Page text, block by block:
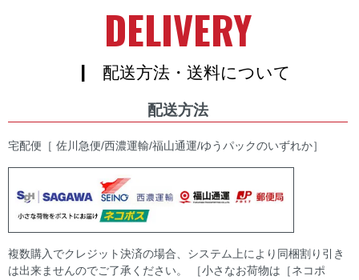
DELIVERY
| 配送方法・送料について
配送方法
宅配便［ 佐川急便/西濃運輸/福山通運/ゆうパックのいずれか］
複数購入でクレジット決済の場合、システム上により同梱割り引き
は出来ませんのでご了承ください。 ［小さなお荷物は［ネコポ